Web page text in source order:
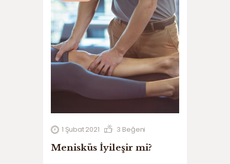
1 Şubat 2021 3 Beğeni
Menisküs İyileşir mi?